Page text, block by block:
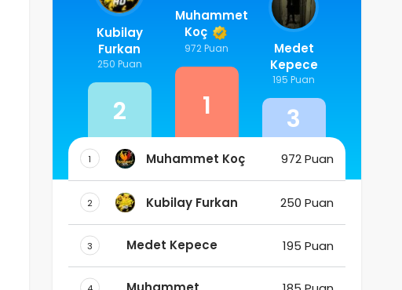
Muhammet
Koç
972 Puan
1
Kubilay
Furkan
250 Puan
2
Medet
Kepece
195 Puan
3
1 Muhammet Koç 972 Puan
2 Kubilay Furkan 250 Puan
3 Medet Kepece 195 Puan